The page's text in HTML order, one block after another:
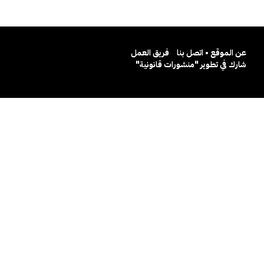
عن الموقع • اتصل بنا
فريق العمل
شارك في تطوير "منشورات قانونية"